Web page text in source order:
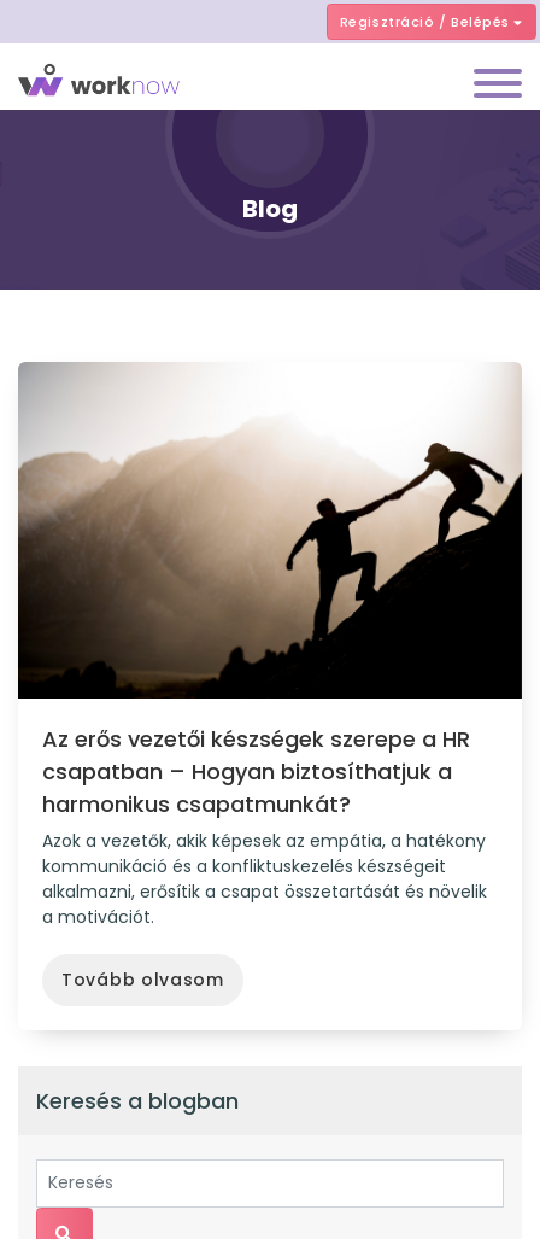
Regisztráció / Belépés
Blog
Az erős vezetői készségek szerepe a HR
csapatban – Hogyan biztosíthatjuk a
harmonikus csapatmunkát?
Azok a vezetők, akik képesek az empátia, a hatékony
kommunikáció és a konfliktuskezelés készségeit
alkalmazni, erősítik a csapat összetartását és növelik
a motivációt.
Tovább olvasom
Keresés a blogban